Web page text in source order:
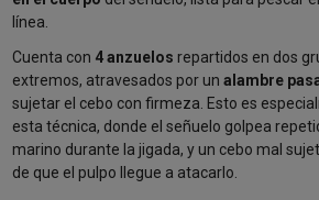
línea.
Cuenta con 4 anzuelos repartidos en dos
extremos, atravesados por un alambre
sujetar el cebo con firmeza. Esto es
esta técnica, donde el señuelo golpea
marino durante la jigada, y un cebo mal
de que el pulpo llegue a atacarlo.